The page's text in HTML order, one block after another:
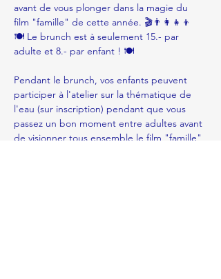
avant de vous plonger dans la magie du
film "famille" de cette année. 🎬👨‍👩‍👧‍👦
🍽️ Le brunch est à seulement 15.- par
adulte et 8.- par enfant ! 🍽️
Pendant le brunch, vos enfants peuvent
participer à l'atelier sur la thématique de
l'eau (sur inscription) pendant que vous
passez un bon moment entre adultes avant
de visionner tous ensemble le film "famille"